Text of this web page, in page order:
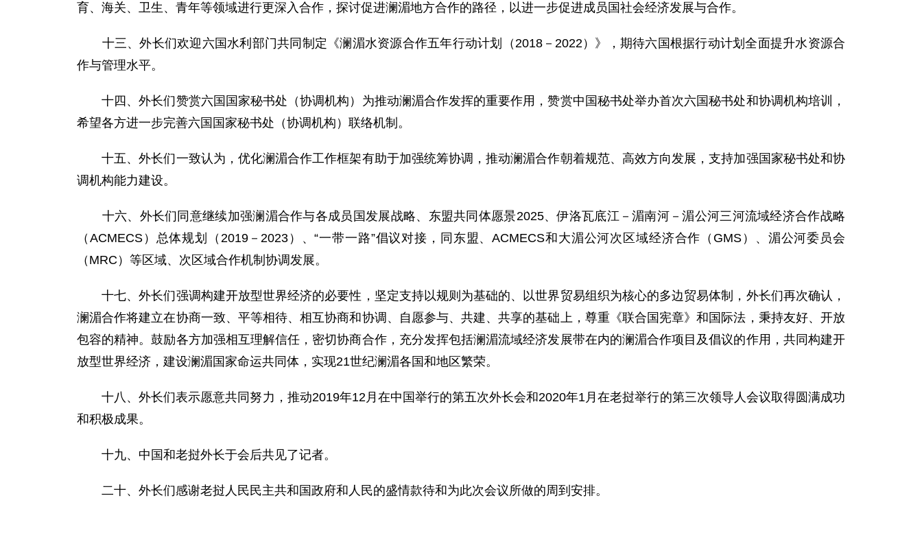
育、海关、卫生、青年等领域进行更深入合作，探讨促进澜湄地方合作的路径，以进一步促进成员国社会经济发展与合作。
十三、外长们欢迎六国水利部门共同制定《澜湄水资源合作五年行动计划（2018－2022）》，期待六国根据行动计划全面提升水资源合
作与管理水平。
十四、外长们赞赏六国国家秘书处（协调机构）为推动澜湄合作发挥的重要作用，赞赏中国秘书处举办首次六国秘书处和协调机构培训，
希望各方进一步完善六国国家秘书处（协调机构）联络机制。
十五、外长们一致认为，优化澜湄合作工作框架有助于加强统筹协调，推动澜湄合作朝着规范、高效方向发展，支持加强国家秘书处和协
调机构能力建设。
十六、外长们同意继续加强澜湄合作与各成员国发展战略、东盟共同体愿景2025、伊洛瓦底江－湄南河－湄公河三河流域经济合作战略
（ACMECS）总体规划（2019－2023）、“一带一路”倡议对接，同东盟、ACMECS和大湄公河次区域经济合作（GMS）、湄公河委员会
（MRC）等区域、次区域合作机制协调发展。
十七、外长们强调构建开放型世界经济的必要性，坚定支持以规则为基础的、以世界贸易组织为核心的多边贸易体制，外长们再次确认，
澜湄合作将建立在协商一致、平等相待、相互协商和协调、自愿参与、共建、共享的基础上，尊重《联合国宪章》和国际法，秉持友好、开放
包容的精神。鼓励各方加强相互理解信任，密切协商合作，充分发挥包括澜湄流域经济发展带在内的澜湄合作项目及倡议的作用，共同构建开
放型世界经济，建设澜湄国家命运共同体，实现21世纪澜湄各国和地区繁荣。
十八、外长们表示愿意共同努力，推动2019年12月在中国举行的第五次外长会和2020年1月在老挝举行的第三次领导人会议取得圆满成功
和积极成果。
十九、中国和老挝外长于会后共见了记者。
二十、外长们感谢老挝人民民主共和国政府和人民的盛情款待和为此次会议所做的周到安排。